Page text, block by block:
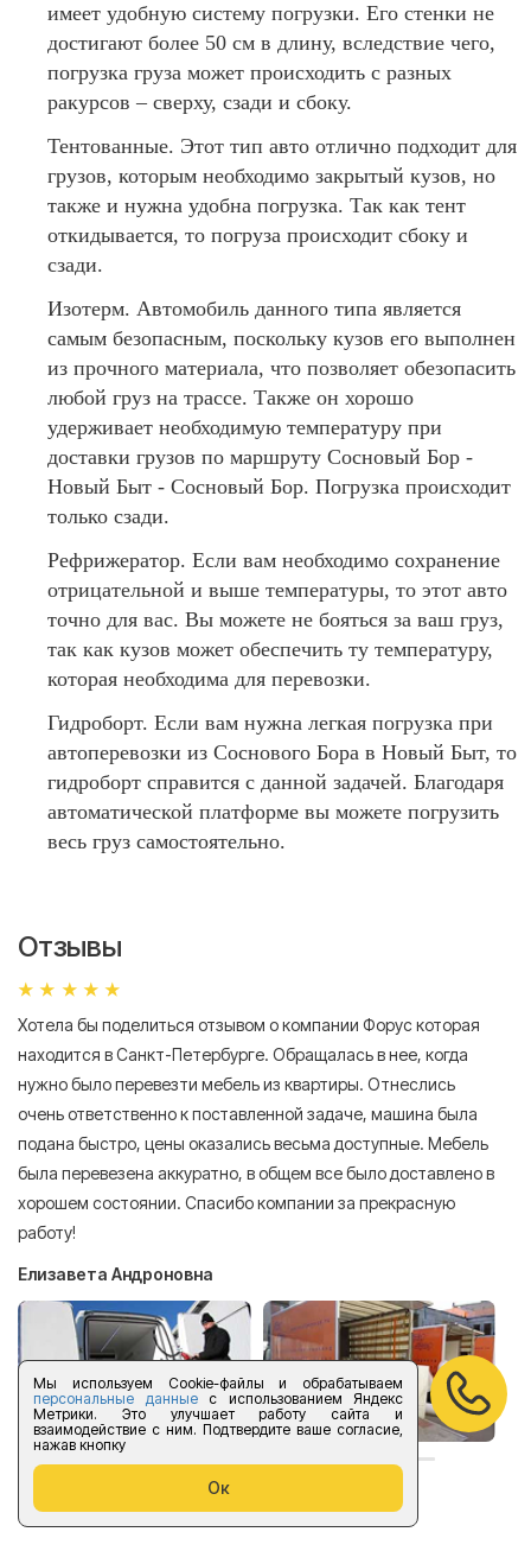
Мы используем Cookie-файлы и обрабатываем
персональные данныес использованием Яндекс
Метрики. Это улучшает работу сайта и
взаимодействие с ним. Подтвердите ваше согласие,
нажав кнопку
Ок
имеет удобную систему погрузки. Его стенки не
достигают более 50 см в длину, вследствие чего,
погрузка груза может происходить с разных
ракурсов – сверху, сзади и сбоку.
Тентованные. Этот тип авто отлично подходит для
грузов, которым необходимо закрытый кузов, но
также и нужна удобна погрузка. Так как тент
откидывается, то погруза происходит сбоку и
сзади.
Изотерм. Автомобиль данного типа является
самым безопасным, поскольку кузов его выполнен
из прочного материала, что позволяет обезопасить
любой груз на трассе. Также он хорошо
удерживает необходимую температуру при
доставки грузов по маршруту Сосновый Бор -
Новый Быт - Сосновый Бор. Погрузка происходит
только сзади.
Рефрижератор. Если вам необходимо сохранение
отрицательной и выше температуры, то этот авто
точно для вас. Вы можете не бояться за ваш груз,
так как кузов может обеспечить ту температуру,
которая необходима для перевозки.
Гидроборт. Если вам нужна легкая погрузка при
автоперевозки из Соснового Бора в Новый Быт, то
гидроборт справится с данной задачей. Благодаря
автоматической платформе вы можете погрузить
весь груз самостоятельно.
Отзывы
Хотела бы поделиться отзывом о компании Форус которая
находится в Санкт-Петербурге. Обращалась в нее, когда
нужно было перевезти мебель из квартиры. Отнеслись
очень ответственно к поставленной задаче, машина была
подана быстро, цены оказались весьма доступные. Мебель
была перевезена аккуратно, в общем все было доставлено в
хорошем состоянии. Спасибо компании за прекрасную
работу!
Елизавета Андроновна